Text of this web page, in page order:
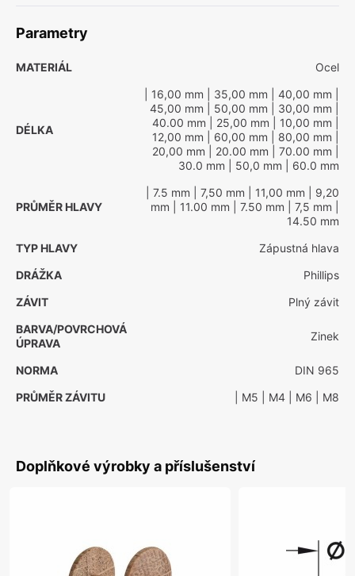
Parametry
MATERIÁL Ocel
DÉLKA
| 16,00 mm | 35,00 mm | 40,00 mm
45,00 mm | 50,00 mm | 30,00 mm
40.00 mm | 25,00 mm | 10,00 mm
12,00 mm | 60,00 mm | 80,00 mm
20,00 mm | 20.00 mm | 70.00 mm
30.0 mm | 50,0 mm | 60.0 mm
PRŮMĚR HLAVY
| 7.5 mm | 7,50 mm | 11,00 mm | 9,20
mm | 11.00 mm | 7.50 mm | 7,5 mm
14.50 mm
TYP HLAVY
Zápustná hlava
DRÁŽKA
Phillips
ZÁVIT
Plný závit
BARVA/POVRCHOVÁ
ÚPRAVA
Zinek
NORMA
DIN 965
PRŮMĚR ZÁVITU
| M5 | M4 | M6 | M8
Doplňkové výrobky a příslušenství